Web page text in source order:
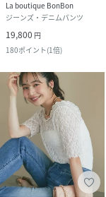
La boutique BonBon
ジーンズ・デニムパンツ
19,800 円
180ポイント(1倍)